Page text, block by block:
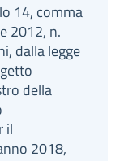
14, comma
2012, n.
dalla legge
della
il
2018,